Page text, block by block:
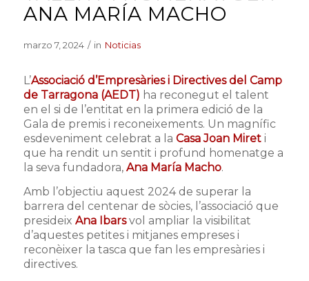
ANA MARÍA MACHO
marzo 7, 2024 / in Noticias
L’Associació d’Empresàries i Directives del Camp
de Tarragona (AEDT) ha reconegut el talent
en el si de l’entitat en la primera edició de la
Gala de premis i reconeixements. Un magnífic
esdeveniment celebrat a la Casa Joan Mireti
que ha rendit un sentit i profund homenatge a
la seva fundadora, Ana María Macho.
Amb l’objectiu aquest 2024 de superar la
barrera del centenar de sòcies, l’associació que
presideix Ana Ibarsvol ampliar la visibilitat
d’aquestes petites i mitjanes empreses i
reconèixer la tasca que fan les empresàries i
directives.